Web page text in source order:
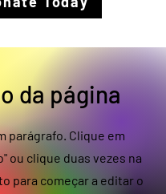
da página
parágrafo. Clique em
ou clique duas vezes na
para começar a editar o